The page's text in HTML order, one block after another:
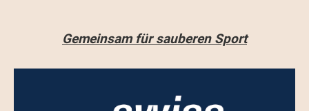
Gemeinsam für sauberen Sport